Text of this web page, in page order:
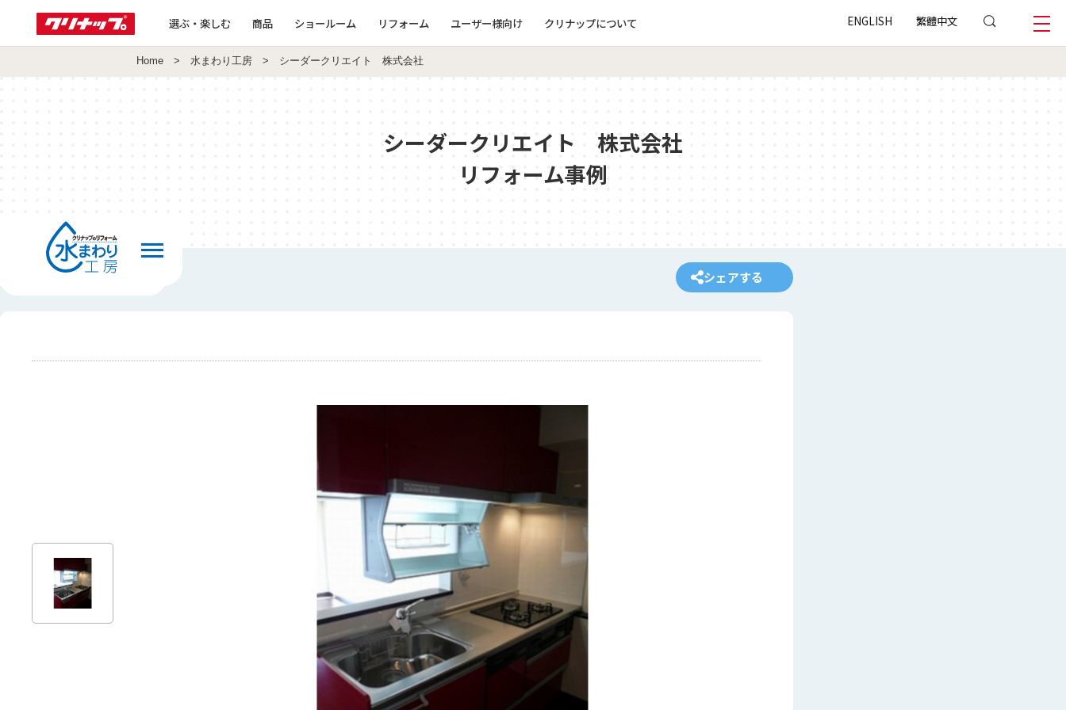
選ぶ・楽しむ 商品 ショールーム リフォーム ユーザー様向け クリナップについて ENGLISH 繁體中文
Home > 水まわり工房 > シーダークリエイト 株式会社
シーダークリエイト 株式会社
リフォーム事例
前の画面へ戻る シェアする